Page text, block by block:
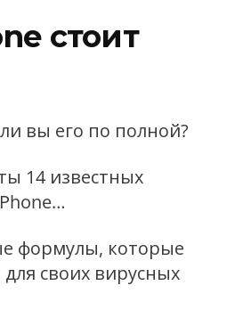
стоит
вы его по полной?
14 известных
формулы, которые
своих вирусных